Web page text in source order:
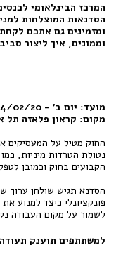
המרכז הבינלאומי
הסדנאות המוצלחות
ומזמינים גם אתכם
וממונים, איך ליצור
מועד: יום ב' - 24/02/20
מקום: קראון פלאזה תל
החוק מטיל על המעסיקים
נטולת הטרדות מיניות,
הקבועים בחוק וכמובן
הסדנא תגיש שולחן ערוך
פונקציונלי כיצד למנוע
לשמור על מקום העבודה
למשתתפים תוענק